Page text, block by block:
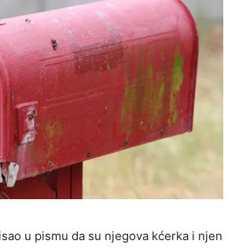
u pismu da su njegova kćerka i njen